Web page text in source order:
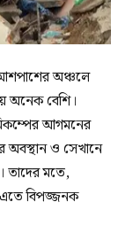
অঞ্চলে
অনেক বেশি।
আগমনের
অবস্থান ও সেখানে
তাদের মতে,
এতে বিপজ্জনক